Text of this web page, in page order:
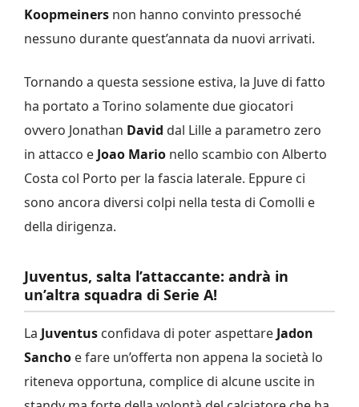
Koopmeiners non hanno convinto pressoché
nessuno durante quest’annata da nuovi arrivati.
Tornando a questa sessione estiva, la Juve di fatto
ha portato a Torino solamente due giocatori
ovvero Jonathan David dal Lille a parametro zero
in attacco e Joao Mario nello scambio con Alberto
Costa col Porto per la fascia laterale. Eppure ci
sono ancora diversi colpi nella testa di Comolli e
della dirigenza.
Juventus, salta l’attaccante: andrà in
un’altra squadra di Serie A!
La Juventus confidava di poter aspettare Jadon
Sancho e fare un’offerta non appena la società lo
riteneva opportuna, complice di alcune uscite in